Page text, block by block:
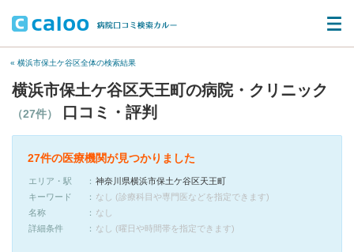
« 横浜市保土ケ谷区全体の検索結果
横浜市保土ケ谷区天王町の病院・クリニック
（27件） 口コミ・評判
27件の医療機関が見つかりました
エリア・駅
神奈川県横浜市保土ケ谷区天王町
キーワード
なし (診療科目や専門医などを指定できます)
名称
なし
詳細条件
なし (曜日や時間帯を指定できます)